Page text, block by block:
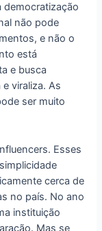
democratização
não pode
e não o
está
e busca
viraliza. As
ser muito
Esses
cerca de
no país. No ano
instituição
Mas se